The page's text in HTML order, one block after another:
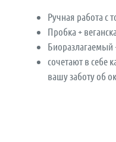
Ручная работа с
Пробка +
Биоразлагаемый
сочетают в себе
вашу заботу об